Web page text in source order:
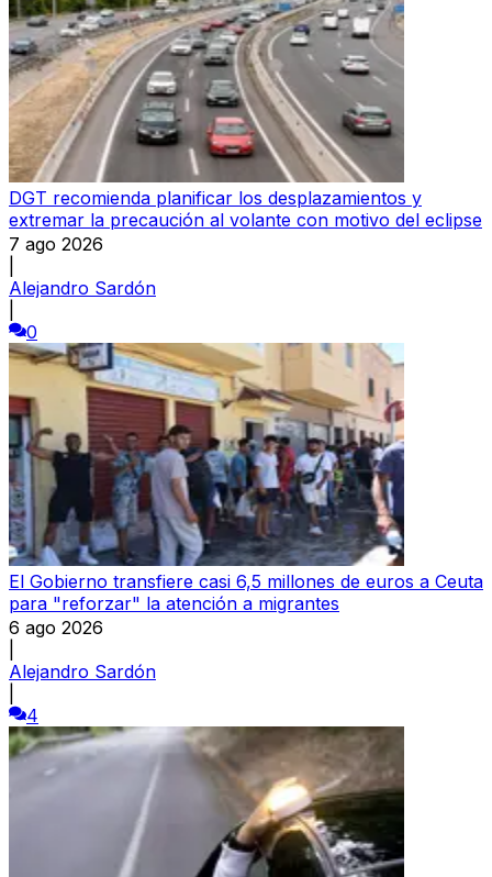
DGT recomienda planificar los desplazamientos y
extremar la precaución al volante con motivo del eclipse
7 ago 2026
Alejandro Sardón
0
El Gobierno transfiere casi 6,5 millones de euros a Ceuta
para "reforzar" la atención a migrantes
6 ago 2026
Alejandro Sardón
4